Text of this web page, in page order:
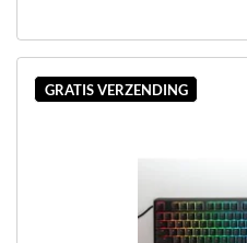
GRATIS VERZENDING